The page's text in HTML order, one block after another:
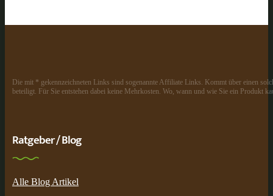
Die mit * gekennzeichneten Links sind sogenannte Affiliate Links. Kommt über einen
beteiligt. Für Sie entstehen dabei keine Mehrkosten. Wo, wann und wie Sie ein Produkt
Ratgeber / Blog
Alle Blog Artikel